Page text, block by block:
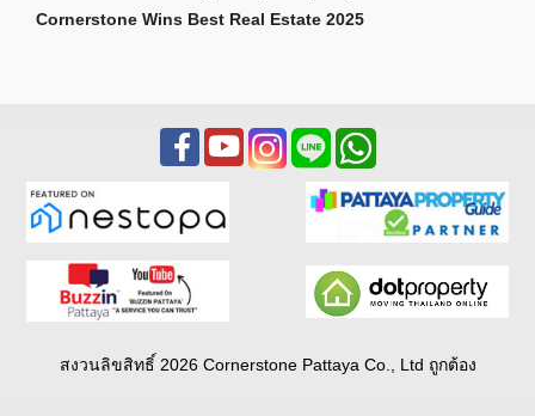
Cornerstone Wins Best Real Estate 2025
สงวนลิขสิทธิ์ 2026 Cornerstone Pattaya Co., Ltd ถูกต้อง